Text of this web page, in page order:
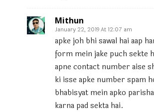
Mithun
January 22, 2019 At 12:07 am
apke joh bhi sawal hai aap
form mein jake puch sekte
apne contact number aise
ki isse apke number spam
bhabisyat mein apko
karna pad sekta hai.